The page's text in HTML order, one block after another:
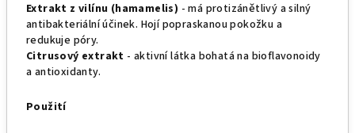
Extrakt z vilínu (hamamelis) - má protizánětlivý a silný
antibakteriální účinek. Hojí popraskanou pokožku a
redukuje póry.
Citrusový extrakt - aktivní látka bohatá na bioflavonoidy
a antioxidanty.
Použití